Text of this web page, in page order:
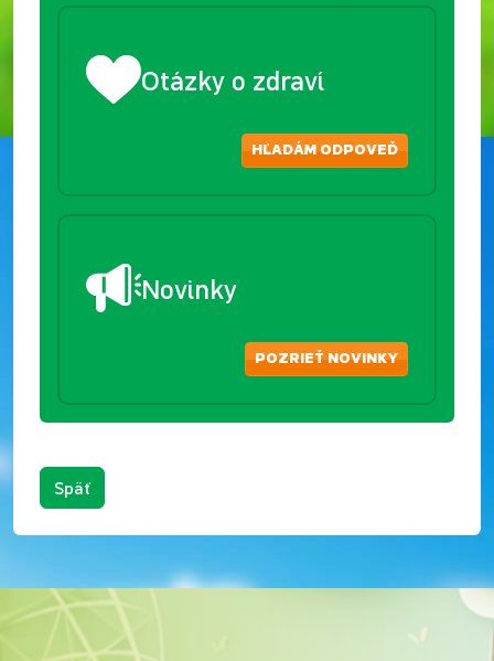
Otázky o zdraví
HĽADÁM ODPOVEĎ
Novinky
POZRIEŤ NOVINKY
Späť